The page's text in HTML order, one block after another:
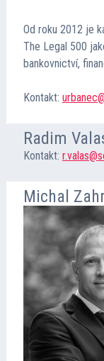
Od roku 2012 je
The Legal 500
bankovnictví,
Kontakt:
Radim
Kontakt:
Michal